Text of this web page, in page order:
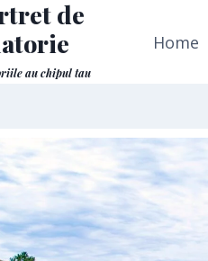
de
au chipul tau
Home